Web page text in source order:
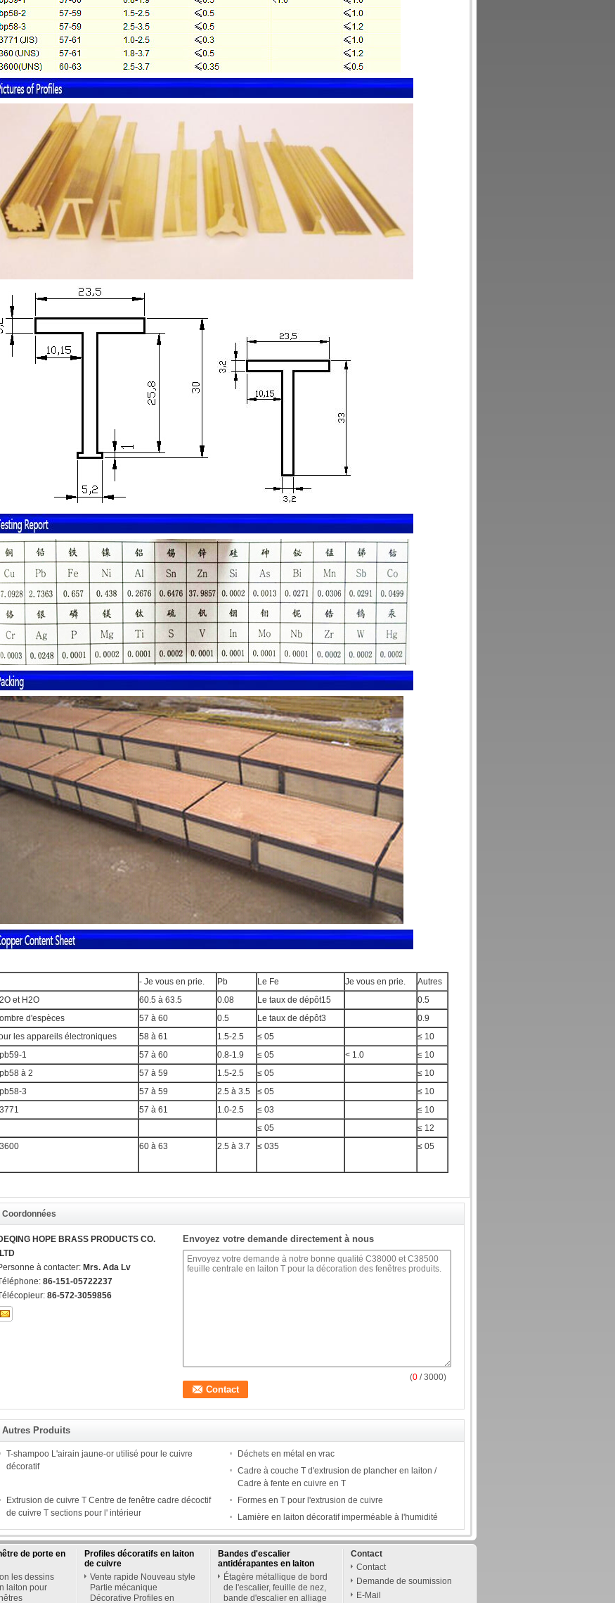
- Je vous en prie. Pb Le Fe Je vous en prie.
Autres
et H2O
60.5 à 63.5 0.08 Le taux de dépôt15
0.5
d'espèces
57 à 60 0.5 Le taux de dépôt3
0.9
les appareils électroniques
58 à 61 1.5-2.5 ≤ 05
≤ 10
1
57 à 60 0.8-1.9 ≤ 05 < 1.0
≤ 10
à 2
57 à 59 1.5-2.5 ≤ 05
≤ 10
3
57 à 59 2.5 à 3.5 ≤ 05
≤ 10
57 à 61 1.0-2.5 ≤ 03
≤ 10
≤ 05
≤ 12
60 à 63 2.5 à 3.7 ≤ 035 ≤ 05
Coordonnées
HOPE BRASS PRODUCTS CO.
à contacter: Mrs. Ada Lv
86-151-05722237
86-572-3059856
Envoyez votre demande directement à nous
(0 / 3000)
Autres Produits
T-shampoo L'airain jaune-or utilisé pour le cuivre
décoratif
Déchets en métal en vrac
Cadre à couche T d'extrusion de plancher en laiton /
Cadre à fente en cuivre en T
Extrusion de cuivre T Centre de fenêtre cadre décoctif
de cuivre T sections pour l' intérieur
Formes en T pour l'extrusion de cuivre
Lamière en laiton décoratif imperméable à l'humidité
de porte en
les dessins
laiton pour
Profiles décoratifs en laiton
de cuivre
Vente rapide Nouveau style
Partie mécanique
Décorative Profiles en
Bandes d'escalier
antidérapantes en laiton
Étagère métallique de bord
de l'escalier, feuille de nez,
bande d'escalier en alliage
Contact
Contact
Demande de soumission
E-Mail